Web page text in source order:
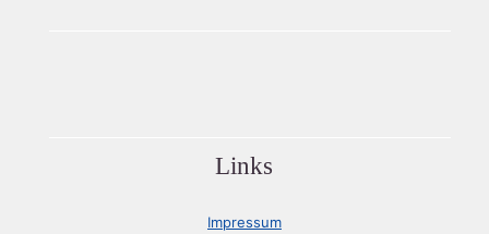
Links
Impressum